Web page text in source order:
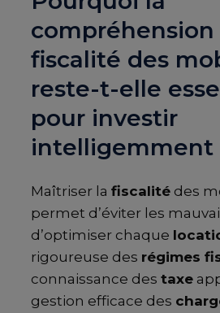
compréhension
fiscalité des
reste-t-elle
pour investir
intelligemment
Maîtriser la fiscalité des
permet d’éviter les
d’optimiser chaque
rigoureuse des régimes
connaissance des taxe
gestion efficace des